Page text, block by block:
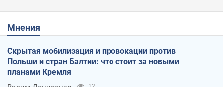
Мнения
Скрытая мобилизация и провокации против
Польши и стран Балтии: что стоит за новыми
планами Кремля